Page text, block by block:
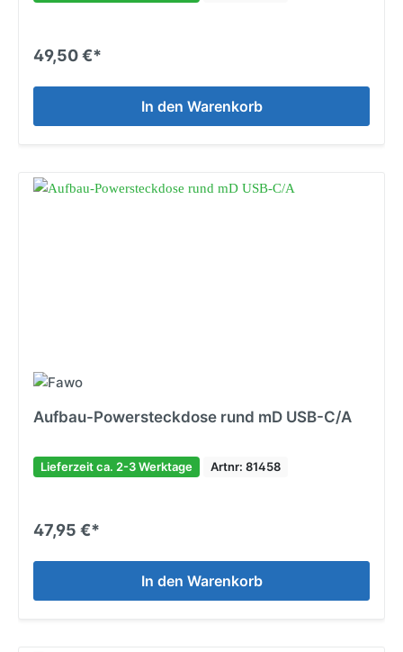
49,50 €*
In den Warenkorb
Aufbau-Powersteckdose rund mD USB-C/A
Lieferzeit ca. 2-3 Werktage Artnr: 81458
47,95 €*
In den Warenkorb